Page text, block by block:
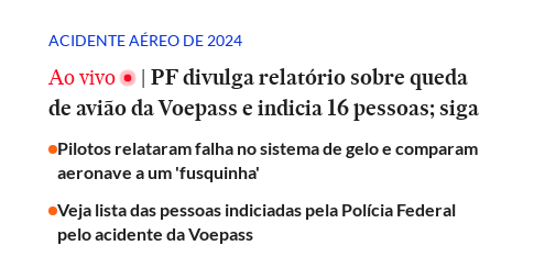
ACIDENTE AÉREO DE 2024
Ao vivo | PF divulga relatório sobre queda
de avião da Voepass e indicia 16 pessoas; siga
Pilotos relataram falha no sistema de gelo e comparam
aeronave a um 'fusquinha'
Veja lista das pessoas indiciadas pela Polícia Federal
pelo acidente da Voepass